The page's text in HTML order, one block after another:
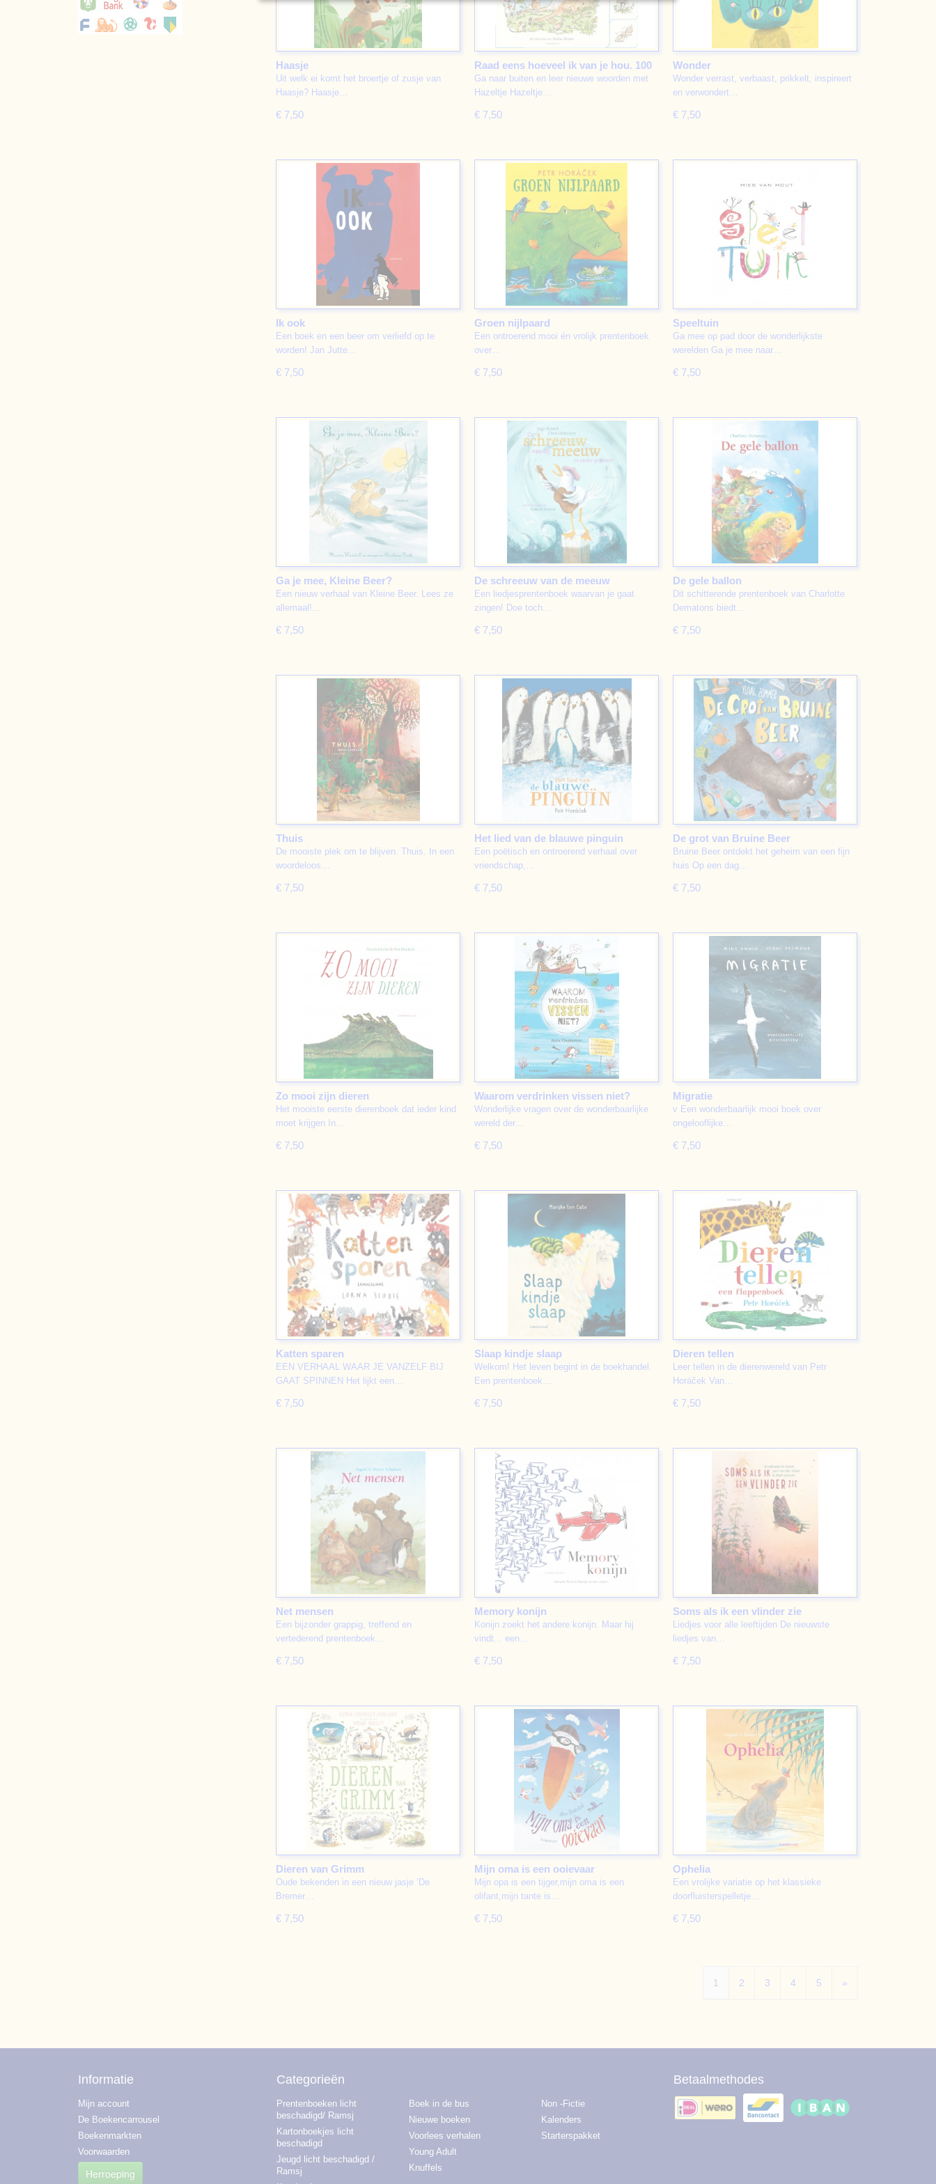
Haasje
Uit welk ei komt het broertje of zusje van
Haasje? Haasje…
€ 7,50
Raad eens hoeveel ik van je hou. 100
buitenwoorden
Ga naar buiten en leer nieuwe woorden met
Hazeltje Hazeltje…
€ 7,50
Wonder
Wonder verrast, verbaast, prikkelt, inspireert
en verwondert…
€ 7,50
Ik ook
Een boek en een beer om verliefd op te
worden! Jan Jutte…
€ 7,50
Groen nijlpaard
Een ontroerend mooi én vrolijk prentenboek
over…
€ 7,50
Speeltuin
Ga mee op pad door de wonderlijkste
werelden Ga je mee naar…
€ 7,50
Ga je mee, Kleine Beer?
Een nieuw verhaal van Kleine Beer. Lees ze
allemaal!…
€ 7,50
De schreeuw van de meeuw
Een liedjesprentenboek waarvan je gaat
zingen! Doe toch…
€ 7,50
De gele ballon
Dit schitterende prentenboek van Charlotte
Dematons biedt…
€ 7,50
Thuis
De mooiste plek om te blijven. Thuis. In een
woordeloos…
€ 7,50
Het lied van de blauwe pinguin
Een poëtisch en ontroerend verhaal over
vriendschap,…
€ 7,50
De grot van Bruine Beer
Bruine Beer ontdekt het geheim van een fijn
huis Op een dag…
€ 7,50
Zo mooi zijn dieren
Het mooiste eerste dierenboek dat ieder kind
moet krijgen In…
€ 7,50
Waarom verdrinken vissen niet?
Wonderlijke vragen over de wonderbaarlijke
wereld der…
€ 7,50
Migratie
v Een wonderbaarlijk mooi boek over
ongelooflijke…
€ 7,50
Katten sparen
EEN VERHAAL WAAR JE VANZELF BIJ
GAAT SPINNEN Het lijkt een…
€ 7,50
Slaap kindje slaap
Welkom! Het leven begint in de boekhandel.
Een prentenboek…
€ 7,50
Dieren tellen
Leer tellen in de dierenwereld van Petr
Horáček Van…
€ 7,50
Net mensen
Een bijzonder grappig, treffend en
vertederend prentenboek…
€ 7,50
Memory konijn
Konijn zoekt het andere konijn. Maar hij
vindt... een…
€ 7,50
Soms als ik een vlinder zie
Liedjes voor alle leeftijden De nieuwste
liedjes van…
€ 7,50
Dieren van Grimm
Oude bekenden in een nieuw jasje ‘De
Bremer…
€ 7,50
Mijn oma is een ooievaar
Mijn opa is een tijger,mijn oma is een
olifant,mijn tante is…
€ 7,50
Ophelia
Een vrolijke variatie op het klassieke
doorfluisterspelletje…
€ 7,50
1 2 3 4 5 »
Informatie
Mijn account
De Boekencarrousel
Boekenmarkten
Voorwaarden
Herroeping
Categorieën
Prentenboeken licht
beschadigd/ Ramsj
Kartonboekjes licht
beschadigd
Jeugd licht beschadigd /
Ramsj
Boek in de bus
Nieuwe boeken
Voorlees verhalen
Young Adult
Knuffels
Non -Fictie
Kalenders
Starterspakket
Betaalmethodes